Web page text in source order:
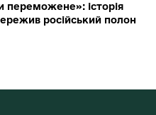
переможене»: історія
російський полон